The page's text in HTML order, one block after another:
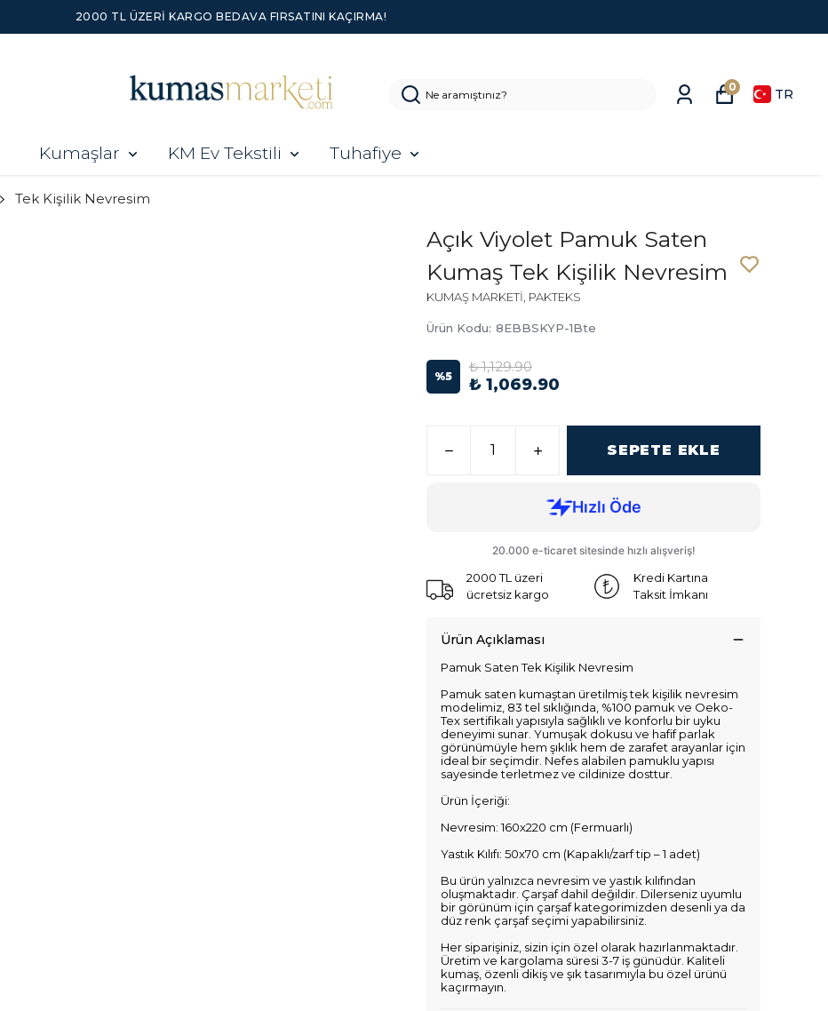
2000 TL ÜZERI KARGO BEDAVA FIRSATINI KAÇIRMA!
Kumaşlar KM Ev Tekstili Tuhafiye
0 TR
Tek Kişilik Nevresim
Açık Viyolet Pamuk Saten
Kumaş Tek Kişilik Nevresim
KUMAŞ MARKETİ, PAKTEKS
Ürün Kodu: 8EBBSKYP-1Bte
%5
₺ 1,129.90
₺ 1,069.90
SEPETE EKLE
2000 TL üzeri
ücretsiz kargo
Kredi Kartına
Taksit İmkanı
Ürün Açıklaması
Pamuk Saten Tek Kişilik Nevresim
Pamuk saten kumaştan üretilmiş tek kişilik nevresim
modelimiz, 83 tel sıklığında, %100 pamuk ve Oeko-
Tex sertifikalı yapısıyla sağlıklı ve konforlu bir uyku
deneyimi sunar. Yumuşak dokusu ve hafif parlak
görünümüyle hem şıklık hem de zarafet arayanlar için
ideal bir seçimdir. Nefes alabilen pamuklu yapısı
sayesinde terletmez ve cildinize dosttur.
Ürün İçeriği:
Nevresim: 160x220 cm (Fermuarlı)
Yastık Kılıfı: 50x70 cm (Kapaklı/zarf tip – 1 adet)
Bu ürün yalnızca nevresim ve yastık kılıfından
oluşmaktadır. Çarşaf dahil değildir. Dilerseniz uyumlu
bir görünüm için çarşaf kategorimizden desenli ya da
düz renk çarşaf seçimi yapabilirsiniz.
Her siparişiniz, sizin için özel olarak hazırlanmaktadır.
Üretim ve kargolama süresi 3-7 iş günüdür. Kaliteli
kumaş, özenli dikiş ve şık tasarımıyla bu özel ürünü
kaçırmayın.